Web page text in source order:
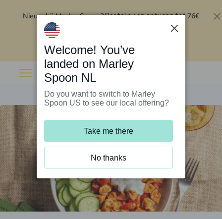
Nieuw bij Marley Spoon?Bestel nu en ontvang tot 76€
Welcome! You’ve
landed on Marley
Spoon NL
Do you want to switch to Marley
Spoon US to see our local offering?
Take me there
No thanks